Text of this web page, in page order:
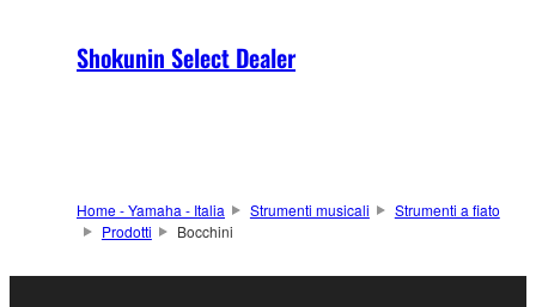
Shokunin Select Dealer
Home - Yamaha - Italia Strumenti musicali
Strumenti a fiato
Prodotti
Bocchini